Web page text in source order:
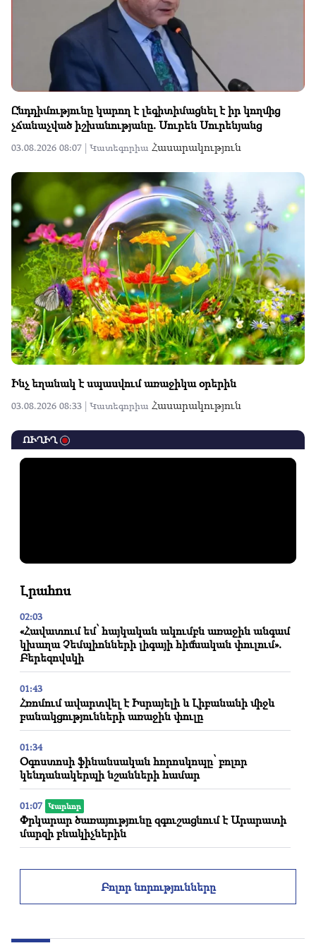
Ընդդիմությունը կարող է լեգիտիմացնել է իր կողմից
չճանաչված իշխանությանը. Սուրեն Սուրենյանց
03.08.2026 08:07 | Կատեգորիա Հասարակություն
Ինչ եղանակ է սպասվում առաջիկա օրերին
03.08.2026 08:33 | Կատեգորիա Հասարակություն
ՈՒՂԻՂ
Լրահոս
02:03
«Հավատում եմ՝ հայկական ակումբն առաջին անգամ
կխաղա Չեմպիոնների լիգայի հիմնական փուլում».
Բերեզովսկի
01:43
Հռոմում ավարտվել է Իսրայելի և Լիբանանի միջև
բանակցությունների առաջին փուլը
01:34
Օգոստոսի ֆինանսական հորոսկոպը՝ բոլոր
կենդանակերպի նշանների համար
01:07 Կարևոր
Փրկարար ծառայությունը զգուշացնում է Արարատի
մարզի բնակիչներին
Բոլոր նորությունները